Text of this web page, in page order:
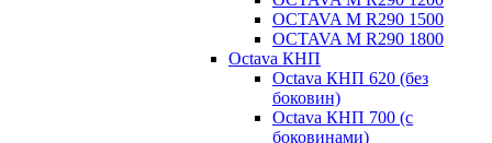
OCTAVA M R290 1500
OCTAVA M R290 1800
Octava КНП
Octava КНП 620 (без
боковин)
Octava КНП 700 (с
боковинами)